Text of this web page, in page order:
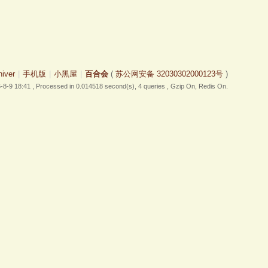
手机版 小黑屋 百合会( 苏公网安备 32030302000123号)
8-9 18:41 , Processed in 0.014518 second(s), 4 queries , Gzip On, Redis On.